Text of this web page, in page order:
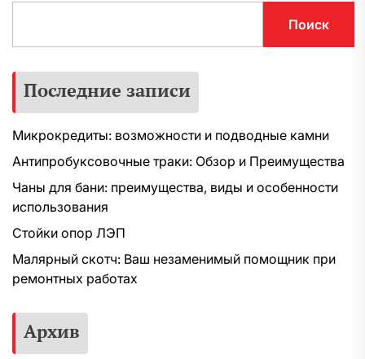
Поиск
Последние записи
Микрокредиты: возможности и подводные камни
Антипробуксовочные траки: Обзор и Преимущества
Чаны для бани: преимущества, виды и особенности
использования
Стойки опор ЛЭП
Малярный скотч: Ваш незаменимый помощник при
ремонтных работах
Архив